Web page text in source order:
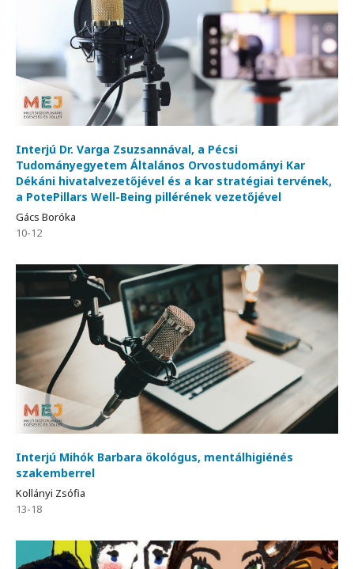
Interjú Dr. Varga Zsuzsannával, a Pécsi
Tudományegyetem Általános Orvostudományi Kar
Dékáni hivatalvezetőjével és a kar stratégiai tervének,
a PotePillars Well-Being pillérének vezetőjével
Gács Boróka
10-12
Interjú Mihók Barbara ökológus, mentálhigiénés
szakemberrel
Kollányi Zsófia
13-18